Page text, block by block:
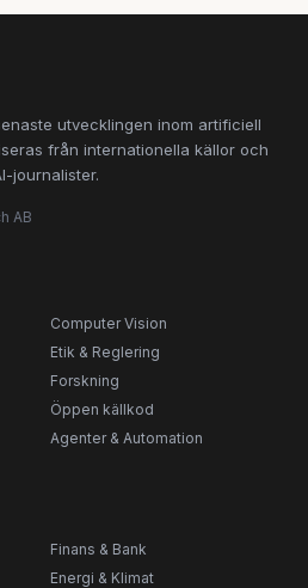
utvecklingen inom artificiell
från internationella källor och
journalister.
AB
Computer Vision
Etik & Reglering
Forskning
Öppen källkod
Agenter & Automation
Finans & Bank
Energi & Klimat